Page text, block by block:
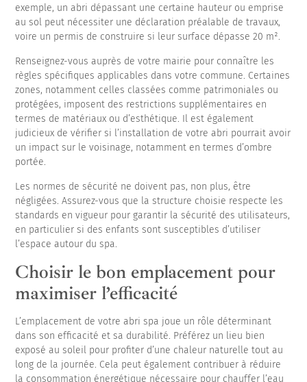
exemple, un abri dépassant une certaine hauteur ou emprise
au sol peut nécessiter une déclaration préalable de travaux,
voire un permis de construire si leur surface dépasse 20 m².
Renseignez-vous auprès de votre mairie pour connaître les
règles spécifiques applicables dans votre commune. Certaines
zones, notamment celles classées comme patrimoniales ou
protégées, imposent des restrictions supplémentaires en
termes de matériaux ou d’esthétique. Il est également
judicieux de vérifier si l’installation de votre abri pourrait avoir
un impact sur le voisinage, notamment en termes d’ombre
portée.
Les normes de sécurité ne doivent pas, non plus, être
négligées. Assurez-vous que la structure choisie respecte les
standards en vigueur pour garantir la sécurité des utilisateurs,
en particulier si des enfants sont susceptibles d’utiliser
l’espace autour du spa.
Choisir le bon emplacement pour
maximiser l’efficacité
L’emplacement de votre abri spa joue un rôle déterminant
dans son efficacité et sa durabilité. Préférez un lieu bien
exposé au soleil pour profiter d’une chaleur naturelle tout au
long de la journée. Cela peut également contribuer à réduire
la consommation énergétique nécessaire pour chauffer l’eau